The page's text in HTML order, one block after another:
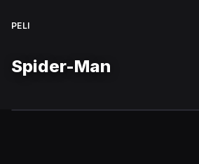
PELI
Spider-Man